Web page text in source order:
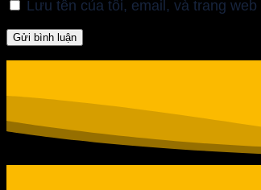
Lưu tên của tôi, email, và trang